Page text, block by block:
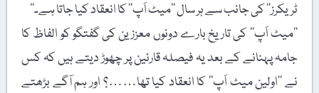
ٹریکرز‘‘ کی جانب سے ہر سال ’’میٹ اَپ‘‘ کا انعقاد کیا جاتا ہے۔‘‘
’’میٹ اَپ‘‘ کی تاریخ بارے دونوں معززین کی گفتگو کو الفاظ کا
جامہ پہنانے کے بعد یہ فیصلہ قارئین پر چھوڑ دیتے ہیں کہ کس
نے ’’اولین میٹ اَپ‘‘ کا انعقاد کیا تھا……؟ اور ہم آگے بڑھتے